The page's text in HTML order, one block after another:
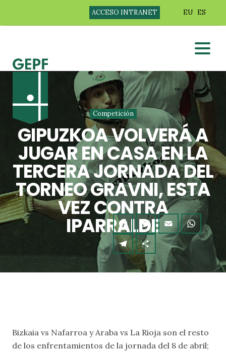
ACCESO INTRANET EU ES
Competición
GIPUZKOA VOLVERÁ A
JUGAR EN CASA EN LA
TERCERA JORNADA DEL
TORNEO GRAVNI, ESTA
VEZ CONTRA
IPARRALDE
Bizkaia vs Nafarroa y Araba vs La Rioja son el resto
de los enfrentamientos de la jornada del 8 de abril;